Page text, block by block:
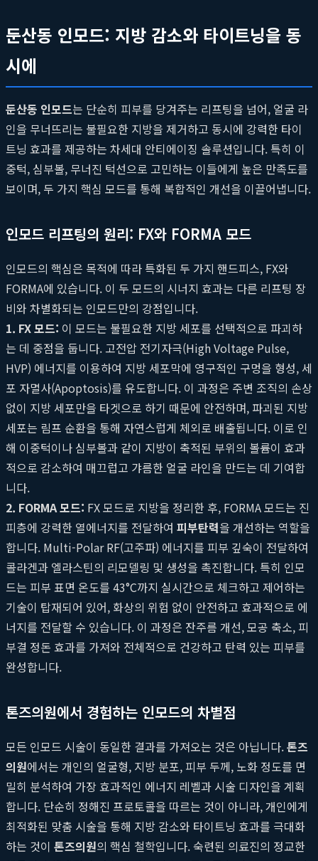
둔산동 인모드: 지방 감소와 타이트닝을 동
시에
둔산동 인모드는 단순히 피부를 당겨주는 리프팅을 넘어, 얼굴 라
인을 무너뜨리는 불필요한 지방을 제거하고 동시에 강력한 타이
트닝 효과를 제공하는 차세대 안티에이징 솔루션입니다. 특히 이
중턱, 심부볼, 무너진 턱선으로 고민하는 이들에게 높은 만족도를
보이며, 두 가지 핵심 모드를 통해 복합적인 개선을 이끌어냅니다.
인모드 리프팅의 원리: FX와 FORMA 모드
인모드의 핵심은 목적에 따라 특화된 두 가지 핸드피스, FX와
FORMA에 있습니다. 이 두 모드의 시너지 효과는 다른 리프팅 장
비와 차별화되는 인모드만의 강점입니다.
1. FX 모드: 이 모드는 불필요한 지방 세포를 선택적으로 파괴하
는 데 중점을 둡니다. 고전압 전기자극(High Voltage Pulse,
HVP) 에너지를 이용하여 지방 세포막에 영구적인 구멍을 형성, 세
포 자멸사(Apoptosis)를 유도합니다. 이 과정은 주변 조직의 손상
없이 지방 세포만을 타겟으로 하기 때문에 안전하며, 파괴된 지방
세포는 림프 순환을 통해 자연스럽게 체외로 배출됩니다. 이로 인
해 이중턱이나 심부볼과 같이 지방이 축적된 부위의 볼륨이 효과
적으로 감소하여 매끄럽고 갸름한 얼굴 라인을 만드는 데 기여합
니다.
2. FORMA 모드: FX 모드로 지방을 정리한 후, FORMA 모드는 진
피층에 강력한 열에너지를 전달하여 피부탄력을 개선하는 역할을
합니다. Multi-Polar RF(고주파) 에너지를 피부 깊숙이 전달하여
콜라겐과 엘라스틴의 리모델링 및 생성을 촉진합니다. 특히 인모
드는 피부 표면 온도를 43°C까지 실시간으로 체크하고 제어하는
기술이 탑재되어 있어, 화상의 위험 없이 안전하고 효과적으로 에
너지를 전달할 수 있습니다. 이 과정은 잔주름 개선, 모공 축소, 피
부결 정돈 효과를 가져와 전체적으로 건강하고 탄력 있는 피부를
완성합니다.
톤즈의원에서 경험하는 인모드의 차별점
모든 인모드 시술이 동일한 결과를 가져오는 것은 아닙니다.톤즈
의원에서는 개인의 얼굴형, 지방 분포, 피부 두께, 노화 정도를 면
밀히 분석하여 가장 효과적인 에너지 레벨과 시술 디자인을 계획
합니다. 단순히 정해진 프로토콜을 따르는 것이 아니라, 개인에게
최적화된 맞춤 시술을 통해 지방 감소와 타이트닝 효과를 극대화
하는 것이 톤즈의원의 핵심 철학입니다. 숙련된 의료진의 정교한